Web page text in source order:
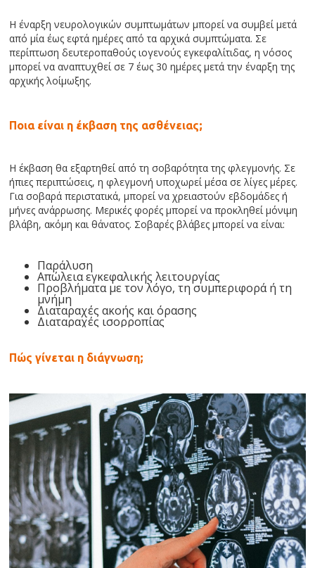
Η έναρξη νευρολογικών συμπτωμάτων μπορεί να συμβεί μετά
από μία έως εφτά ημέρες από τα αρχικά συμπτώματα. Σε
περίπτωση δευτεροπαθούς ιογενούς εγκεφαλίτιδας, η νόσος
μπορεί να αναπτυχθεί σε 7 έως 30 ημέρες μετά την έναρξη της
αρχικής λοίμωξης.
Ποια είναι η έκβαση της ασθένειας;
Η έκβαση θα εξαρτηθεί από τη σοβαρότητα της φλεγμονής. Σε
ήπιες περιπτώσεις, η φλεγμονή υποχωρεί μέσα σε λίγες μέρες.
Για σοβαρά περιστατικά, μπορεί να χρειαστούν εβδομάδες ή
μήνες ανάρρωσης. Μερικές φορές μπορεί να προκληθεί μόνιμη
βλάβη, ακόμη και θάνατος. Σοβαρές βλάβες μπορεί να είναι:
Παράλυση
Απώλεια εγκεφαλικής λειτουργίας
Προβλήματα με τον λόγο, τη συμπεριφορά ή τη
μνήμη
Διαταραχές ακοής και όρασης
Διαταραχές ισορροπίας
Πώς γίνεται η διάγνωση;